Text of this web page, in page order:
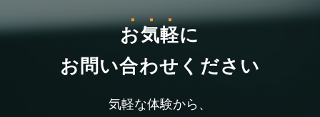
お気軽に
お問い合わせください
気軽な体験から、